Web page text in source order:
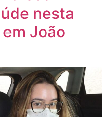
nesta
João